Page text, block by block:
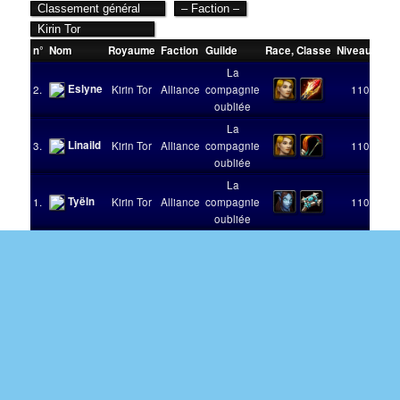
n° Nom Royaume Faction Guilde Race,Classe Niveau
2. Eslyne Kirin Tor Alliance
La
compagnie
oubliée
110
3. Linaild Kirin Tor Alliance
La
compagnie
oubliée
110
1. Tyëln Kirin Tor Alliance
La
compagnie
oubliée
110